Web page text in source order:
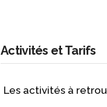
Activités et Tarifs
Les activités à